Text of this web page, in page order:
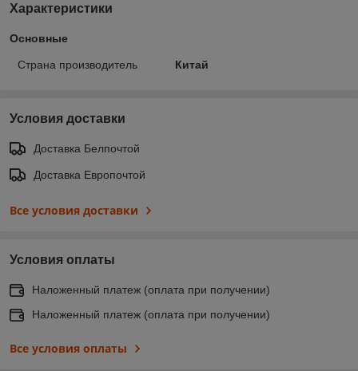
Характеристики
Основные
Страна производитель Китай
Условия доставки
Доставка Белпочтой
Доставка Европочтой
Все условия доставки
Условия оплаты
Наложенный платеж (оплата при получении)
Наложенный платеж (оплата при получении)
Все условия оплаты